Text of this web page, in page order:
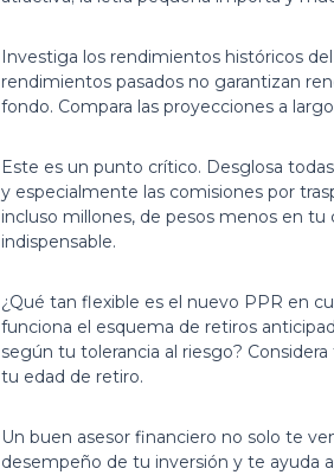
Investiga los rendimientos históricos
rendimientos pasados no garantizan
fondo. Compara las proyecciones a
Este es un punto crítico. Desglosa
y especialmente las comisiones por
incluso millones, de pesos menos en
indispensable.
¿Qué tan flexible es el nuevo PPR en
funciona el esquema de retiros
según tu tolerancia al riesgo?
tu edad de retiro.
Un buen asesor financiero no solo te
desempeño de tu inversión y te ayuda